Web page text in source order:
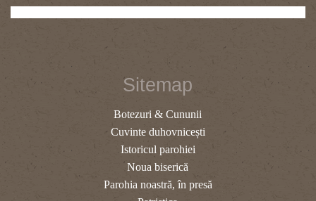
Sitemap
Botezuri & Cununii
Cuvinte duhovnicești
Istoricul parohiei
Noua biserică
Parohia noastră, în presă